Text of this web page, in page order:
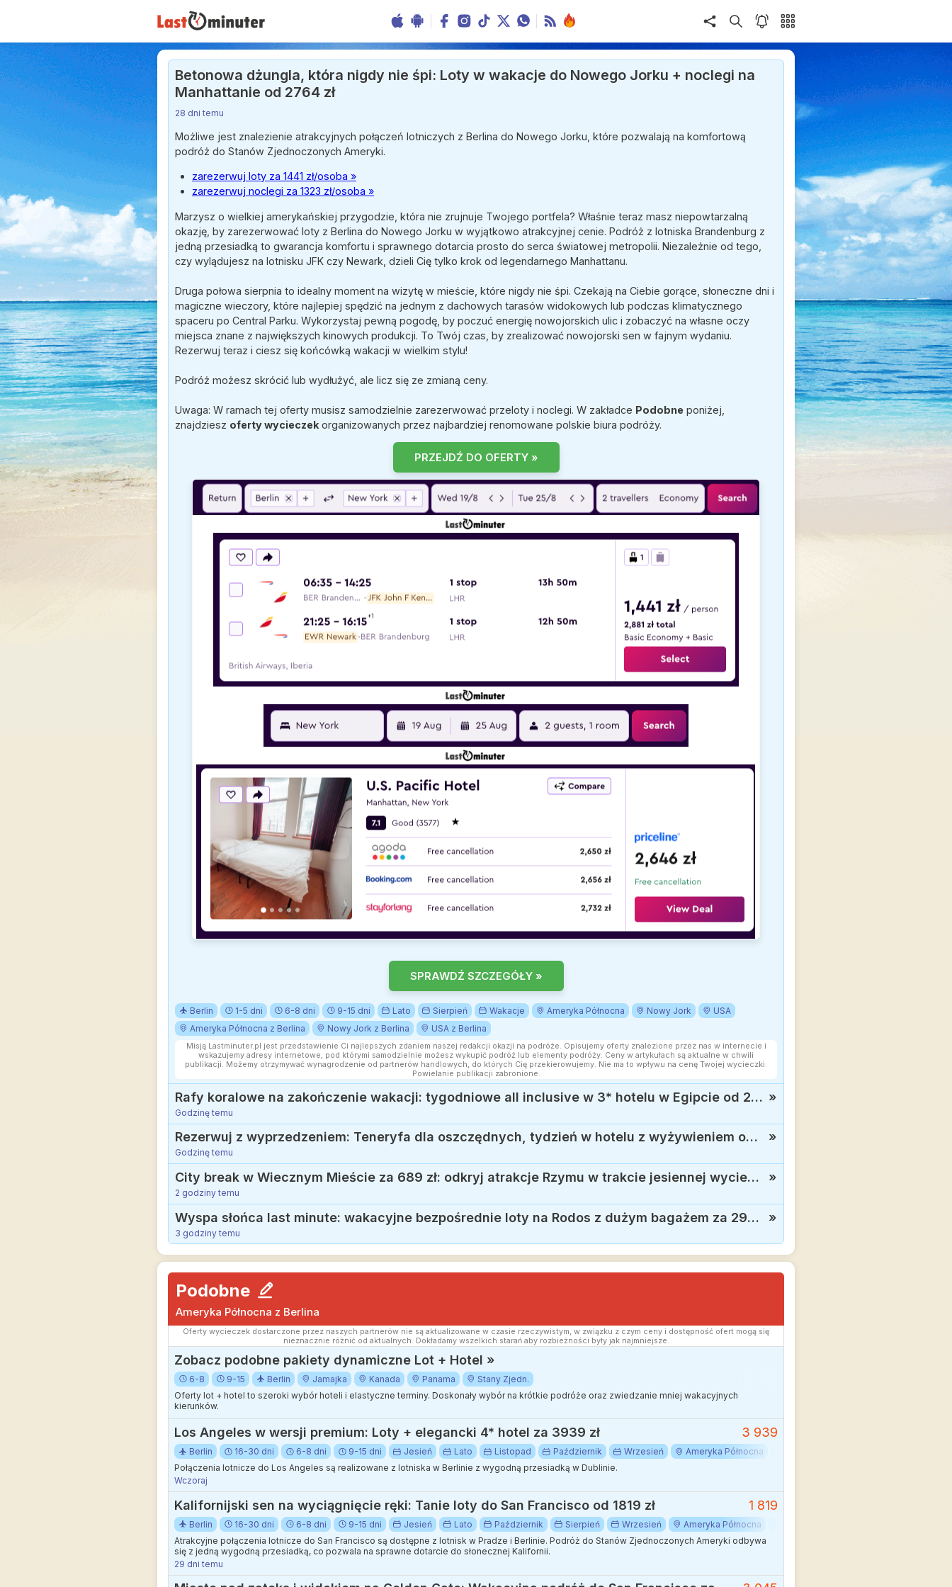
Betonowa dżungla, która nigdy nie śpi: Loty w wakacje do Nowego Jorku + noclegi na
Manhattanie od 2764 zł
28 dni temu
Możliwe jest znalezienie atrakcyjnych połączeń lotniczych z Berlina do Nowego Jorku, które pozwalają na komfortową
podróż do Stanów Zjednoczonych Ameryki.
zarezerwuj loty za 1441 zł/osoba »
zarezerwuj noclegi za 1323 zł/osoba »
Marzysz o wielkiej amerykańskiej przygodzie, która nie zrujnuje Twojego portfela? Właśnie teraz masz niepowtarzalną
okazję, by zarezerwować loty z Berlina do Nowego Jorku w wyjątkowo atrakcyjnej cenie. Podróż z lotniska Brandenburg z
jedną przesiadką to gwarancja komfortu i sprawnego dotarcia prosto do serca światowej metropolii. Niezależnie od tego,
czy wylądujesz na lotnisku JFK czy Newark, dzieli Cię tylko krok od legendarnego Manhattanu.
Druga połowa sierpnia to idealny moment na wizytę w mieście, które nigdy nie śpi. Czekają na Ciebie gorące, słoneczne dni i
magiczne wieczory, które najlepiej spędzić na jednym z dachowych tarasów widokowych lub podczas klimatycznego
spaceru po Central Parku. Wykorzystaj pewną pogodę, by poczuć energię nowojorskich ulic i zobaczyć na własne oczy
miejsca znane z największych kinowych produkcji. To Twój czas, by zrealizować nowojorski sen w fajnym wydaniu.
Rezerwuj teraz i ciesz się końcówką wakacji w wielkim stylu!
Podróż możesz skrócić lub wydłużyć, ale licz się ze zmianą ceny.
Uwaga: W ramach tej oferty musisz samodzielnie zarezerwować przeloty i noclegi. W zakładce Podobne poniżej,
znajdziesz oferty wycieczek organizowanych przez najbardziej renomowane polskie biura podróży.
PRZEJDŹ DO OFERTY »
SPRAWDŹ SZCZEGÓŁY »
Berlin 1-5 dni 6-8 dni 9-15 dni Lato Sierpień Wakacje Ameryka Północna Nowy Jork
USA
Ameryka Północna z Berlina
Nowy Jork z Berlina USA z Berlina
Misją Lastminuter.pl jest przedstawienie Ci najlepszych zdaniem naszej redakcji okazji na podróże. Opisujemy oferty znalezione przez nas w internecie i
wskazujemy adresy internetowe, pod którymi samodzielnie możesz wykupić podróż lub elementy podróży. Ceny w artykułach są aktualne w chwili
publikacji. Możemy otrzymywać wynagrodzenie od partnerów handlowych, do których Cię przekierowujemy. Nie ma to wpływu na cenę Twojej wycieczki.
Powielanie publikacji zabronione.
Rafy koralowe na zakończenie wakacji: tygodniowe all inclusive w 3* hotelu w Egipcie od 2399 zł »
Godzinę temu
Rezerwuj z wyprzedzeniem: Teneryfa dla oszczędnych, tydzień w hotelu z wyżywieniem od 1606 zł »
Godzinę temu
City break w Wiecznym Mieście za 689 zł: odkryj atrakcje Rzymu w trakcie jesiennej wycieczki »
2 godziny temu
Wyspa słońca last minute: wakacyjne bezpośrednie loty na Rodos z dużym bagażem za 299 zł »
3 godziny temu
Podobne
Ameryka Północna z Berlina
Oferty wycieczek dostarczone przez naszych partnerów nie są aktualizowane w czasie rzeczywistym, w związku z czym ceny i dostępność ofert mogą się
nieznacznie różnić od aktualnych. Dokładamy wszelkich starań aby rozbieżności były jak najmniejsze.
Zobacz podobne pakiety dynamiczne Lot + Hotel »
6-8 9-15 Berlin Jamajka Kanada Panama
Stany Zjedn.
Oferty lot + hotel to szeroki wybór hoteli i elastyczne terminy. Doskonały wybór na krótkie podróże oraz zwiedzanie mniej wakacyjnych
kierunków.
Los Angeles w wersji premium: Loty + elegancki 4* hotel za 3939 zł 3 939
Berlin 16-30 dni 6-8 dni 9-15 dni Jesień Lato Listopad Październik Wrzesień Ameryka Północna
Połączenia lotnicze do Los Angeles są realizowane z lotniska w Berlinie z wygodną przesiadką w Dublinie.
Wczoraj
Kalifornijski sen na wyciągnięcie ręki: Tanie loty do San Francisco od 1819 zł 1 819
Berlin 16-30 dni 6-8 dni 9-15 dni Jesień Lato Październik Sierpień Wrzesień Ameryka Północna
Atrakcyjne połączenia lotnicze do San Francisco są dostępne z lotnisk w Pradze i Berlinie. Podróż do Stanów Zjednoczonych Ameryki odbywa
się z jedną wygodną przesiadką, co pozwala na sprawne dotarcie do słonecznej Kalifornii.
29 dni temu